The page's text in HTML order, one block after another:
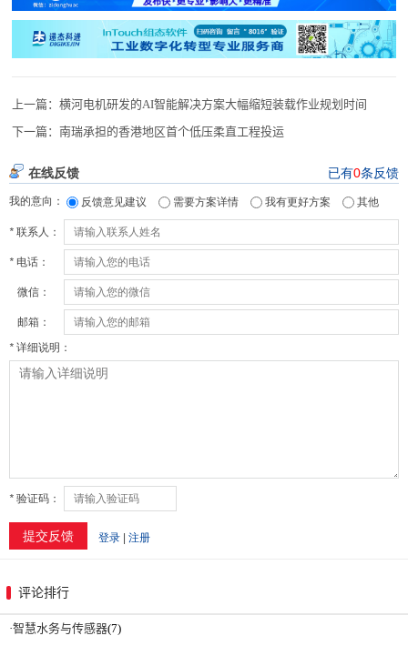
上一篇：横河电机研发的AI智能解决方案大幅缩短装载作业规划时间
下一篇：南瑞承担的香港地区首个低压柔直工程投运
评论排行
·智慧水务与传感器(7)